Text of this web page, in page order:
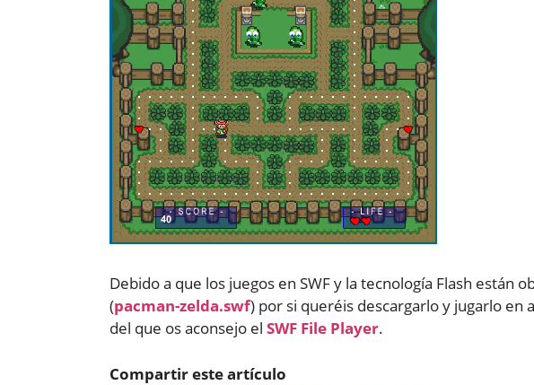
Debido a que los juegos en SWF y la tecnología Flash están
(pacman-zelda.swf) por si queréis descargarlo y jugarlo
del que os aconsejo el SWF File Player.
Compartir este artículo